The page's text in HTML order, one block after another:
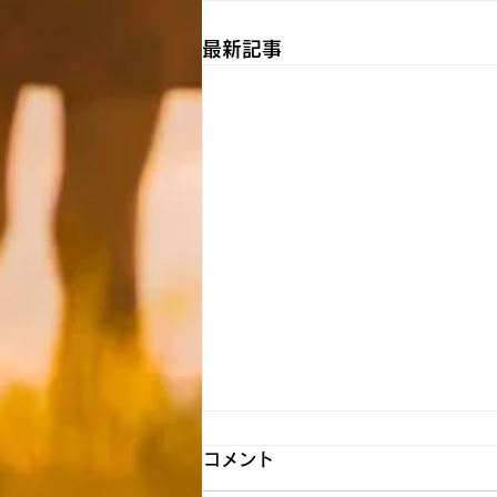
最新記事
【飯能】☆8月6日（木） 送
コメント